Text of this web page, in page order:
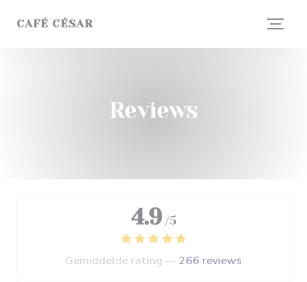
CAFÉ CÉSAR
Reviews
4.9 /5
Gemiddelde rating —266 reviews